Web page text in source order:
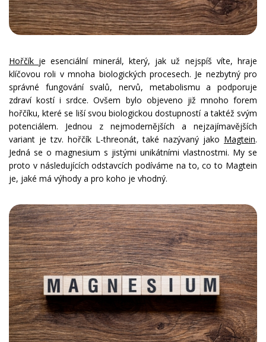
Hořčík je esenciální minerál, který, jak už nejspíš víte, hraje
klíčovou roli v mnoha biologických procesech. Je nezbytný pro
správné fungování svalů, nervů, metabolismu a podporuje
zdraví kostí i srdce. Ovšem bylo objeveno již mnoho forem
hořčíku, které se liší svou biologickou dostupností a taktéž svým
potenciálem. Jednou z nejmodernějších a nejzajímavějších
variant je tzv. hořčík L-threonát, také nazývaný jako Magtein.
Jedná se o magnesium s jistými unikátními vlastnostmi. My se
proto v následujících odstavcích podíváme na to, co to Magtein
je, jaké má výhody a pro koho je vhodný.